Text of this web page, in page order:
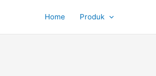
Home Produk